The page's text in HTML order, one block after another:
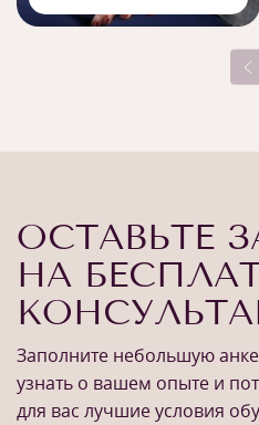
ОСТАВЬТЕ
НА
Заполните небольшую
узнать о вашем опыте и
для вас лучшие условия